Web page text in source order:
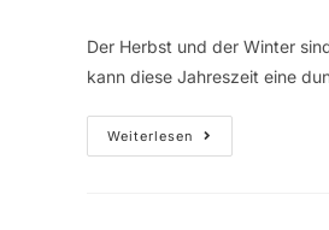
Der Herbst und der Winter
kann diese Jahreszeit eine
Weiterlesen